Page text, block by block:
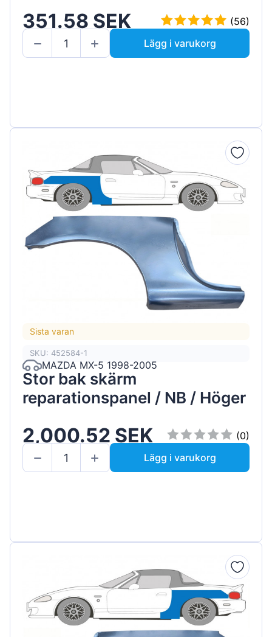
351.58 SEK
(56)
Lägg i varukorg
Sista varan
SKU: 452584-1
MAZDA MX-5 1998-2005
Stor bak skärm
reparationspanel / NB / Höger
2,000.52 SEK
(0)
Lägg i varukorg